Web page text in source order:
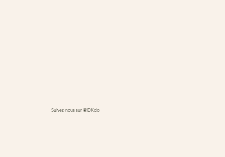
Suivez-nous sur @IDKdo